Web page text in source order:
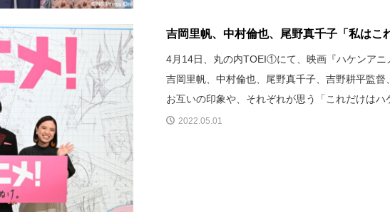
吉岡里帆、中村倫也、尾野真千子「私はこ
4月14日、丸の内TOEI①にて、映画『ハケンアニ
吉岡里帆、中村倫也、尾野真千子、吉野耕平監
お互いの印象や、それぞれが思う「これだけはハ
2022.05.01